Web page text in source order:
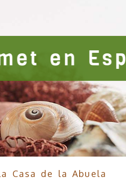
en
Casa de la Abuela